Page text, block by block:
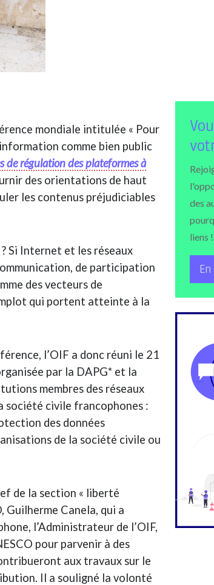
mondiale intitulée « Pour
comme bien public
de régulation des plateformes à
des orientations de haut
les contenus préjudiciables
Si Internet et les réseaux
de participation
des vecteurs de
qui portent atteinte à la
l’OIF a donc réuni le 21
par la DAPG* et la
membres des réseaux
société civile francophones :
des données
de la société civile ou
de la section « liberté
Guilherme Canela, qui a
l’Administrateur de l’OIF,
pour parvenir à des
aux travaux sur le
Il a souligné la volonté
des
liens !